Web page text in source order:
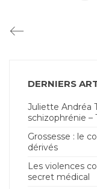
DERNIERS
Juliette Andréa
schizophrénie –
Grossesse : le
dérivés
Les violences
secret médical